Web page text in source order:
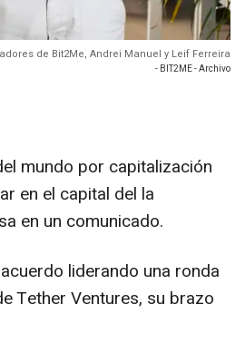
de Bit2Me, Andrei Manuel y Leif Ferreira
- BIT2ME - Archivo
mundo por capitalización
en el capital del la
en un comunicado.
liderando una ronda
Tether Ventures, su brazo